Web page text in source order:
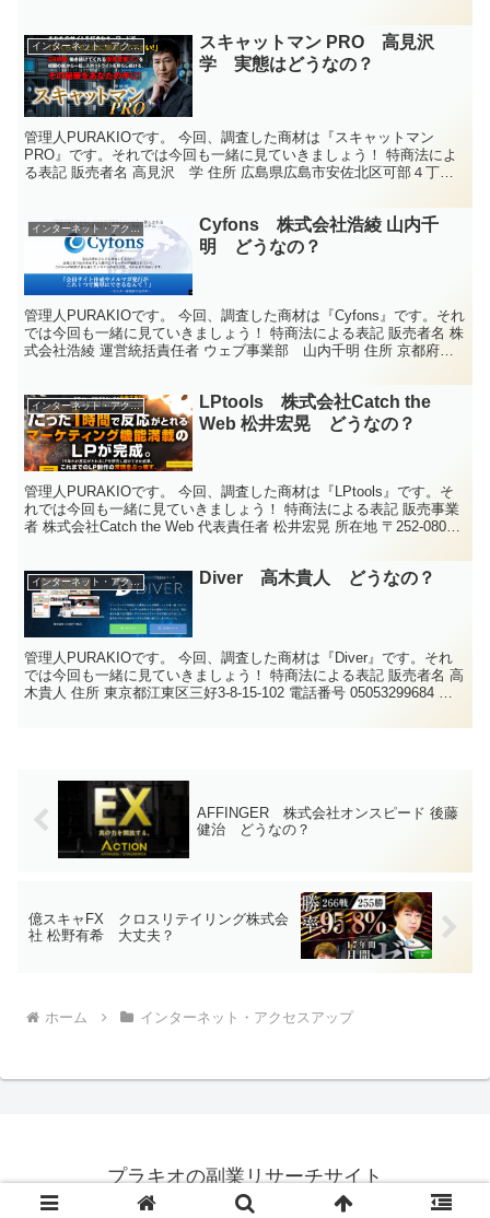
インターネット・アクセスアップ
スキャットマン PRO 高見沢
学 実態はどうなの？
管理人PURAKIOです。 今回、調査した商材は『スキャットマン
PRO』です。それでは今回も一緒に見ていきましょう！ 特商法によ
る表記 販売者名 高見沢 学 住所 広島県広島市安佐北区可部４丁目
インターネット・アクセスアップ
Cyfons 株式会社浩綾 山内千
明 どうなの？
管理人PURAKIOです。 今回、調査した商材は『Cyfons』です。それ
では今回も一緒に見ていきましょう！ 特商法による表記 販売者名 株
式会社浩綾 運営統括責任者 ウェブ事業部 山内千明 住所 京都府城
インターネット・アクセスアップ
LPtools 株式会社Catch the
Web 松井宏晃 どうなの？
管理人PURAKIOです。 今回、調査した商材は『LPtools』です。そ
れでは今回も一緒に見ていきましょう！ 特商法による表記 販売事業
者 株式会社Catch the Web 代表責任者 松井宏晃 所在地 〒252-0804
インターネット・アクセスアップ Diver 高木貴人 どうなの？
管理人PURAKIOです。 今回、調査した商材は『Diver』です。それ
では今回も一緒に見ていきましょう！ 特商法による表記 販売者名 高
木貴人 住所 東京都江東区三好3-8-15-102 電話番号 05053299684 メ
AFFINGER 株式会社オンスピード 後藤
健治 どうなの？
億スキャFX クロスリテイリング株式会
社 松野有希 大丈夫？
ホーム インターネット・アクセスアップ
プラキオの副業リサーチサイト
© 2021-2026 プラキオの副業リサーチサイト.